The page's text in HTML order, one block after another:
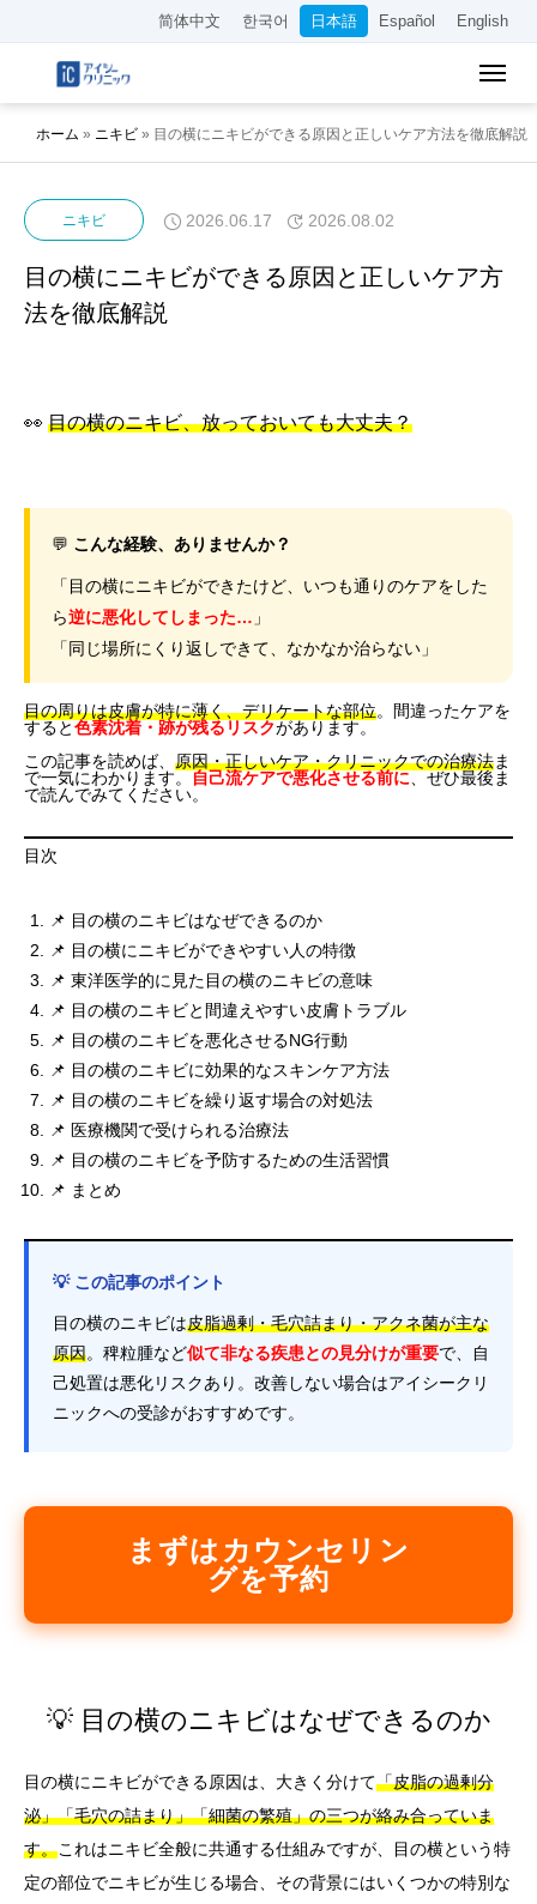
简体中文 한국어 日本語 Español English
ホーム » ニキビ » 目の横にニキビができる原因と正しいケア方法を徹底解説
ニキビ 2026.06.17 2026.08.02
目の横にニキビができる原因と正しいケア方
法を徹底解説
👀 目の横のニキビ、放っておいても大丈夫？
💬 こんな経験、ありませんか？
「目の横にニキビができたけど、いつも通りのケアをした
ら逆に悪化してしまった… 」
「同じ場所にくり返しできて、なかなか治らない」
目の周りは皮膚が特に薄く、デリケートな部位。間違ったケアを
すると色素沈着・跡が残るリスクがあります。
この記事を読めば、 原因・正しいケア・クリニックでの治療法ま
で一気にわかります。
自己流ケアで悪化させる前に 、ぜひ最後ま
で読んでみてください。
目次
📌 目の横のニキビはなぜできるのか
📌 目の横にニキビができやすい人の特徴
📌 東洋医学的に見た目の横のニキビの意味
📌 目の横のニキビと間違えやすい皮膚トラブル
📌 目の横のニキビを悪化させるNG行動
📌 目の横のニキビに効果的なスキンケア方法
📌 目の横のニキビを繰り返す場合の対処法
📌 医療機関で受けられる治療法
📌 目の横のニキビを予防するための生活習慣
📌 まとめ
💡 この記事のポイント
目の横のニキビは皮脂過剰・毛穴詰まり・アクネ菌が主な
原因。稗粒腫など似て非なる疾患との見分けが重要で、自
己処置は悪化リスクあり。改善しない場合はアイシークリ
ニックへの受診がおすすめです。
まずはカウンセリン
グを予約
💡 目の横のニキビはなぜできるのか
目の横にニキビができる原因は、大きく分けて「皮脂の過剰分
泌」「毛穴の詰まり」「細菌の繁殖」の三つが絡み合っていま
す。これはニキビ全般に共通する仕組みですが、目の横という特
定の部位でニキビが生じる場合、その背景にはいくつかの特別な